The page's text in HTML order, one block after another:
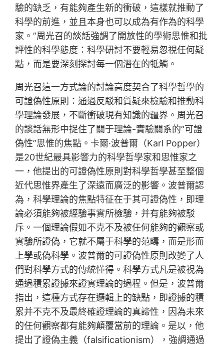
驗的缺乏，有能夠產生新的衝破，這樣就推動了
科學的前進，並且本身也可以成為有作為的科學
家。”周光召的談話強調了開放性的學術思惟和批
評性的科學態度：科學研討不要輕易忽視任何疑
點，而是要深刻探討每一個潛在的牴觸。
周光召這一方式論的討論高度契合了科學哲學的
可證偽性原則：通過反駁和質疑來檢驗和推動科
學理論發展，不斷衝破現有知識的疆界。周光召
的談話無形中捉住了關于理論-實驗關系的“可證
偽性”思惟的焦點。卡爾·波普爾（Karl Popper）
是20世紀最具影響力的科學哲學家和思惟家之
一，他提出的可證偽性原則對科學哲學甚至整個
近代思惟界產生了深遠而廣泛的影響。波普爾認
為，科學理論的焦點特征在于其可證偽性，即理
論必須能夠被經驗事實所檢驗，并有能夠被駁
斥。一個理論假如不克不及被任何能夠的觀察或
實驗所證偽，它就不屬于科學的范疇，而是形而
上學或偽科學。波普爾的可證偽性原則改變了人
們對科學方式的傳統懂得。科學方式凡是被視為
通過積累證據來證實理論的過程。但是，波普爾
指出，這種方式存在邏輯上的缺點，即證據的積
累并不克不及最終確證理論的真諦性，因為未來
的任何觀察都有能夠顛覆當前的理論。是以，他
提出了證偽主義（falsificationism），強調通過